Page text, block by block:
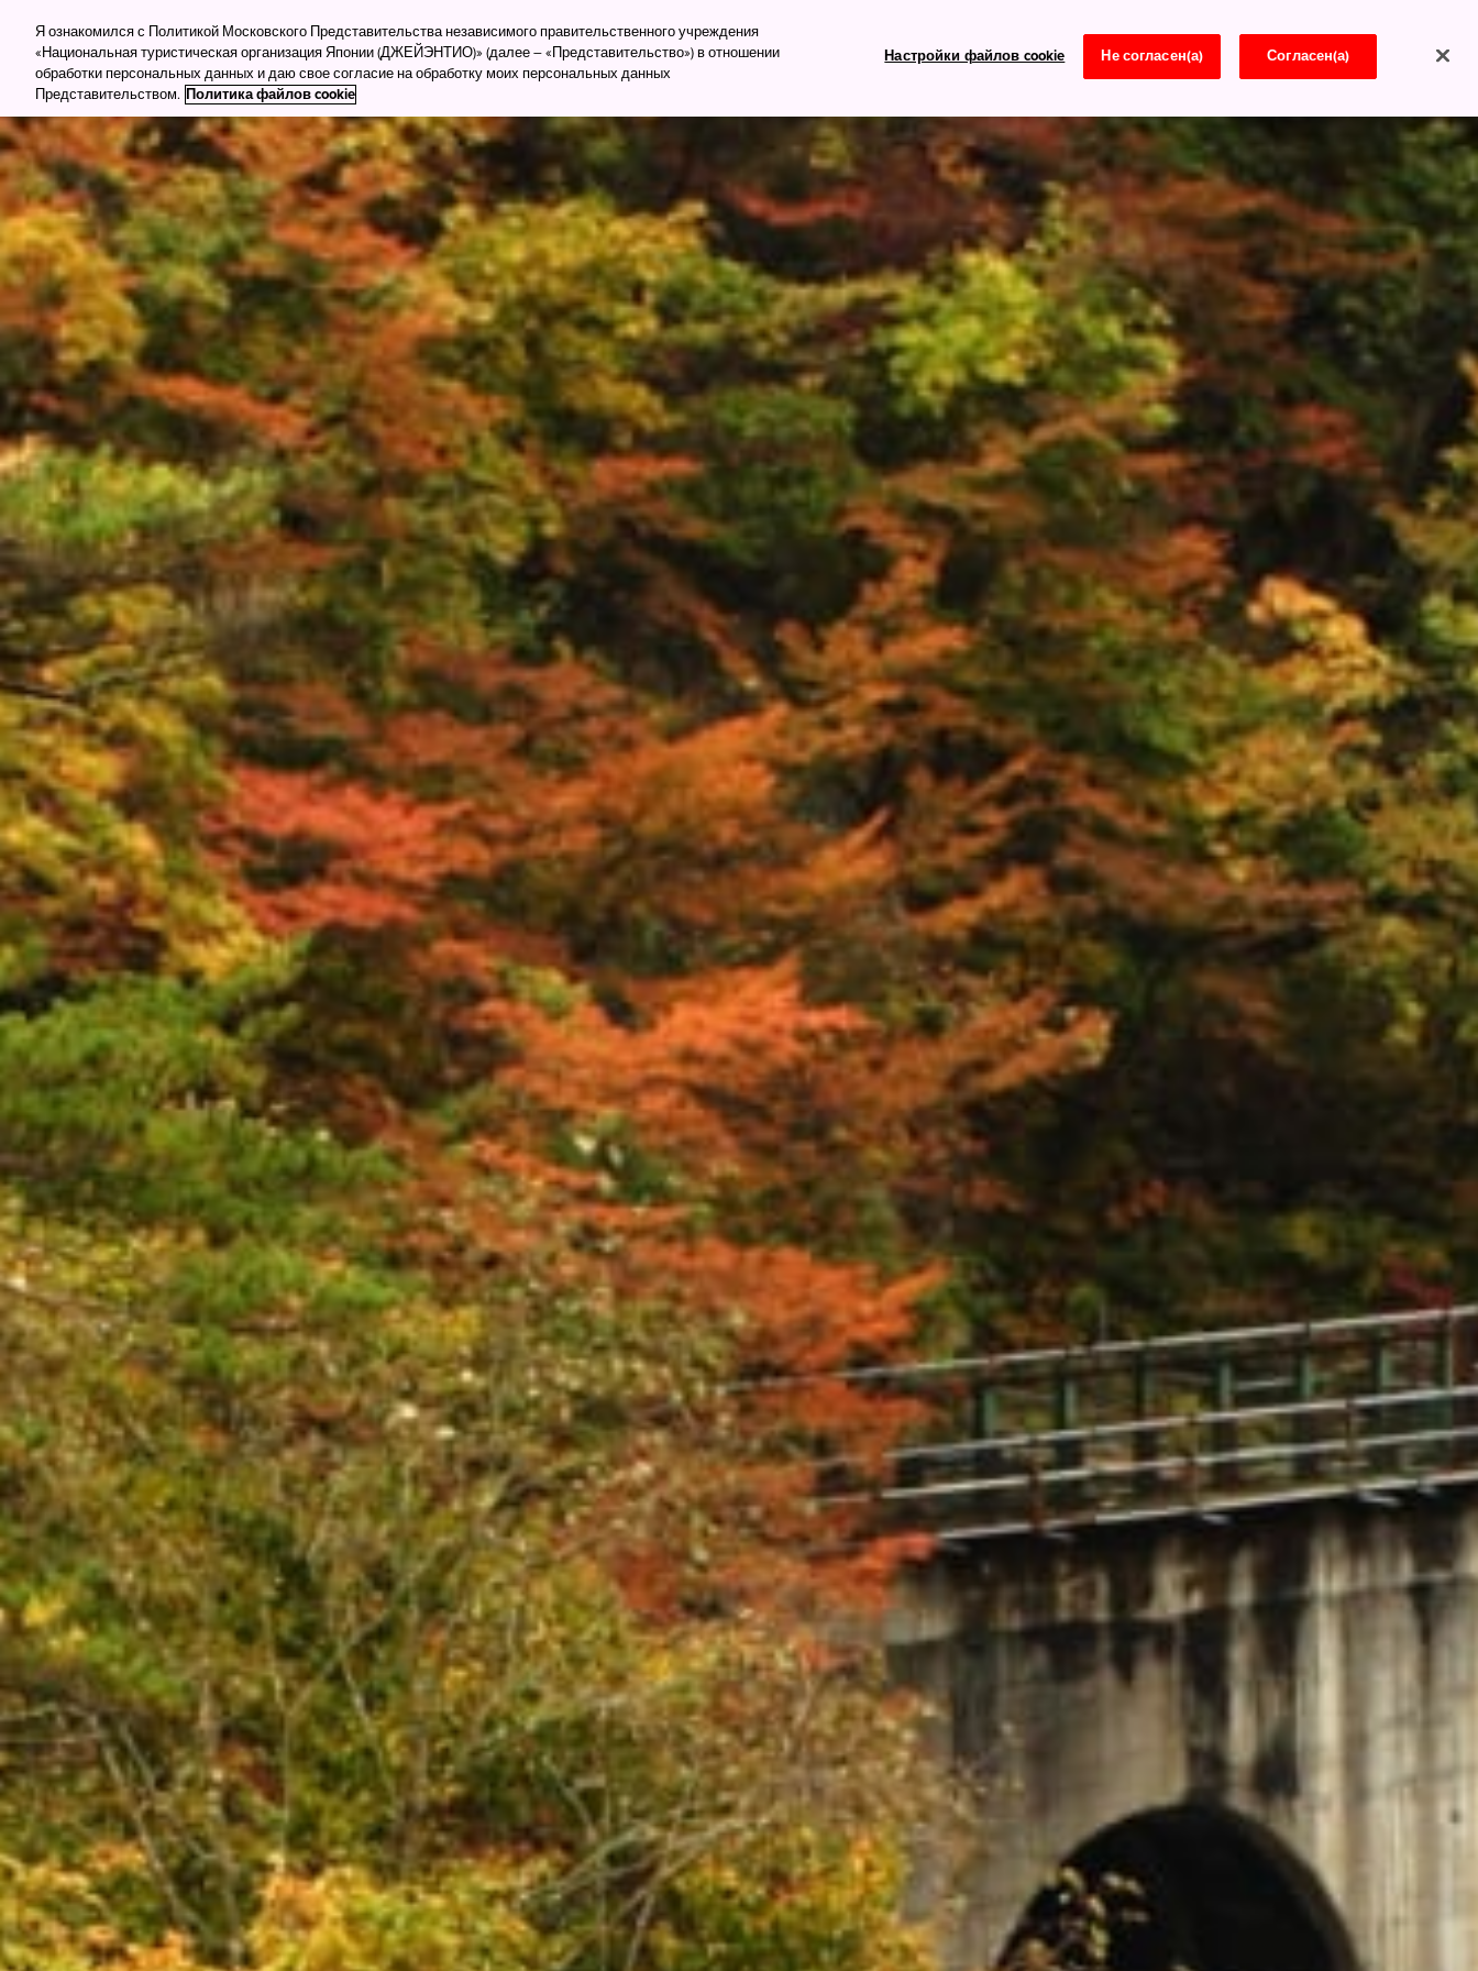
Для туркомпаний Для прессы Деловой туризм
Куда поехать Что посмотреть Новости
Я ознакомился с Политикой Московского Представительства независимого правительственного учреждения
«Национальная туристическая организация Японии (ДЖЕЙЭНТИО)» (далее – «Представительство») в отношении
обработки персональных данных и даю свое согласие на обработку моих персональных данных
Представительством. Политика файлов cookie
Настройки файлов cookie Не согласен(а) Согласен(а)